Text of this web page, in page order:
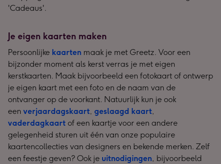
'Cadeaus'.
Je eigen kaarten maken
Persoonlijke kaarten maak je met Greetz. Voor een
bijzonder moment als kerst verras je met eigen
kerstkaarten. Maak bijvoorbeeld een fotokaart of ontwerp
je eigen kaart met een foto en de naam van de
ontvanger op de voorkant. Natuurlijk kun je ook
een verjaardagskaart, geslaagd kaart,
vaderdagkaart of een kaartje voor een andere
gelegenheid sturen uit één van onze populaire
kaartencollecties van designers en bekende merken. Zelf
een feestje geven? Ook je uitnodigingen, bijvoorbeeld